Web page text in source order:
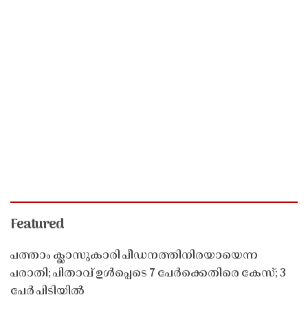
Featured
പത്താം ക്ലാസുകാരി പീഡനത്തിനിരയായെന്ന
പരാതി; പിതാവ് ഉൾപ്പെടെ 7 പേർക്കെതിരെ കേസ്; 3
പേർ പിടിയിൽ